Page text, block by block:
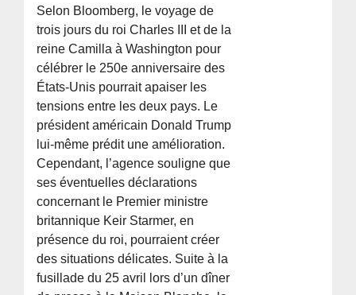
Selon Bloomberg, le voyage de
trois jours du roi Charles III et de la
reine Camilla à Washington pour
célébrer le 250e anniversaire des
États-Unis pourrait apaiser les
tensions entre les deux pays. Le
président américain Donald Trump
lui-même prédit une amélioration.
Cependant, l’agence souligne que
ses éventuelles déclarations
concernant le Premier ministre
britannique Keir Starmer, en
présence du roi, pourraient créer
des situations délicates. Suite à la
fusillade du 25 avril lors d’un dîner